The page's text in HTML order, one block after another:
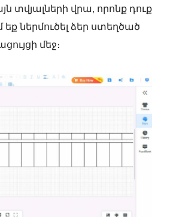
տվյալների վրա, որոնք դուք
ներմուծել ձեր ստեղծած
մեջ։